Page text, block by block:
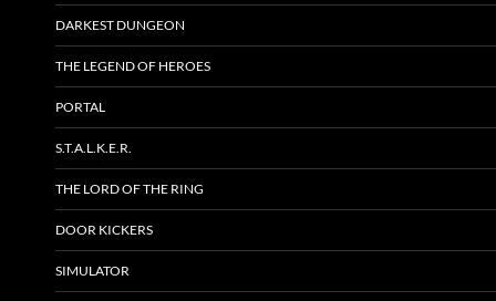
DARKEST DUNGEON
THE LEGEND OF HEROES
PORTAL
S.T.A.L.K.E.R.
THE LORD OF THE RING
DOOR KICKERS
SIMULATOR